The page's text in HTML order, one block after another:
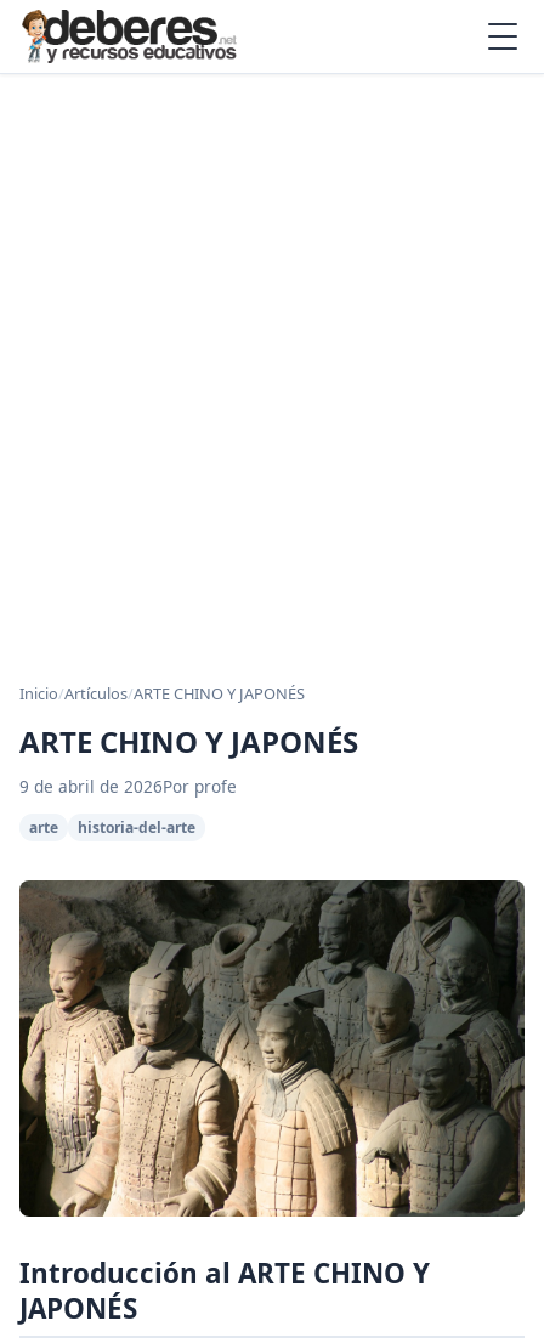
Inicio/Artículos/ARTE CHINO Y JAPONÉS
ARTE CHINO Y JAPONÉS
9 de abril de 2026Por profe
arte historia-del-arte
Introducción al ARTE CHINO Y
JAPONÉS